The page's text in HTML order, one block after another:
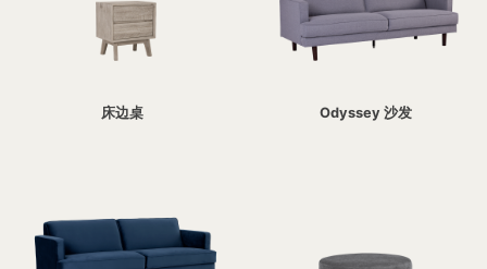
床边桌 Odyssey 沙发